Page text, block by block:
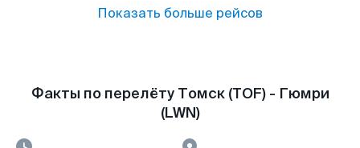
Показать больше рейсов
Факты по перелёту Томск (TOF) - Гюмри
(LWN)